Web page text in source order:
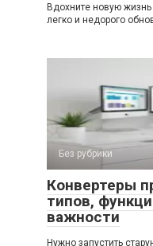
Вдохните новую
легко и недорого
Без рубрики
Конвертеры
типов,
важности
Нужно запустить